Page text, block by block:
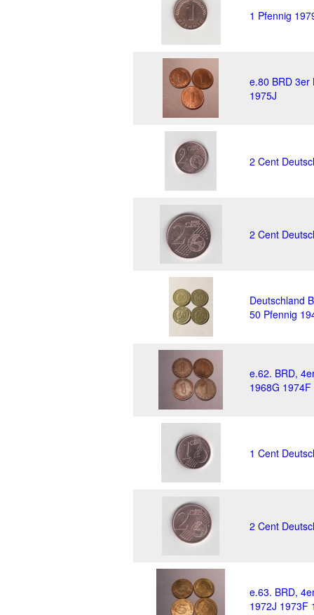
1 Pfennig
e.80 BRD 3er
1975J
2 Cent
2 Cent
Deutschland
50 Pfennig
e.62. BRD,
1968G
1 Cent
2 Cent
e.63. BRD,
1972J 1973F